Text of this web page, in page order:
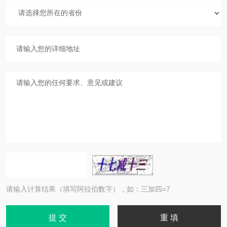
请输入计算结果（填写阿拉伯数字），如：三加四=7